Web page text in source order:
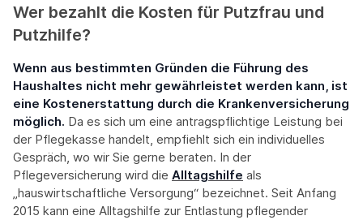
Wer bezahlt die Kosten für Putzfrau und
Putzhilfe?
Wenn aus bestimmten Gründen die Führung des
Haushaltes nicht mehr gewährleistet werden kann, ist
eine Kostenerstattung durch die Krankenversicherung
möglich. Da es sich um eine antragspflichtige Leistung bei
der Pflegekasse handelt, empfiehlt sich ein individuelles
Gespräch, wo wir Sie gerne beraten. In der
Pflegeversicherung wird die Alltagshilfe als
„hauswirtschaftliche Versorgung“ bezeichnet. Seit Anfang
2015 kann eine Alltagshilfe zur Entlastung pflegender